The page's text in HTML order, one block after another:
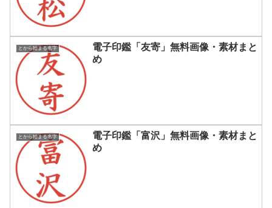
とから始まる名字
電子印鑑「友寄」無料画像・素材まと
め
とから始まる名字
電子印鑑「富沢」無料画像・素材まと
め